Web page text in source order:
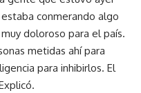
conmerando algo
doloroso para el país.
metidas ahí para
para inhibirlos. El